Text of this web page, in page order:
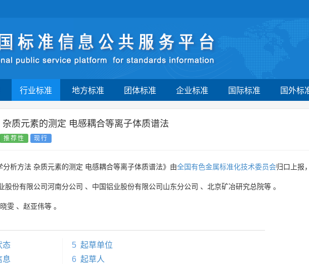
行业标准 地方标准 团体标准 企业标准 国际标准 国外标
质元素的测定 电感耦合等离子体质谱法
推荐性 现行
分析方法 杂质元素的测定 电感耦合等离子体质谱法》由全国有色金属标准化技术委员会归口上报
股份有限公司河南分公司 、 中国铝业股份有限公司山东分公司 、 北京矿冶研究总院等 。
雯 、 赵亚伟等 。
态
息
5 起草单位
6 起草人